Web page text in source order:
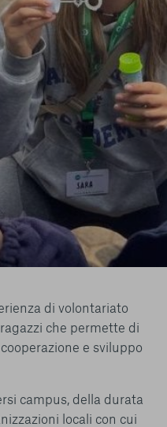
È importante tenere
cookie può
e il suo
le mie scelte”, la
verrà salvata. Se non è
premere questo pulsante
Per ulteriori informazioni, è
informazioni
di volontariato
che permette di
e sviluppo
campus, della durata
locali con cui